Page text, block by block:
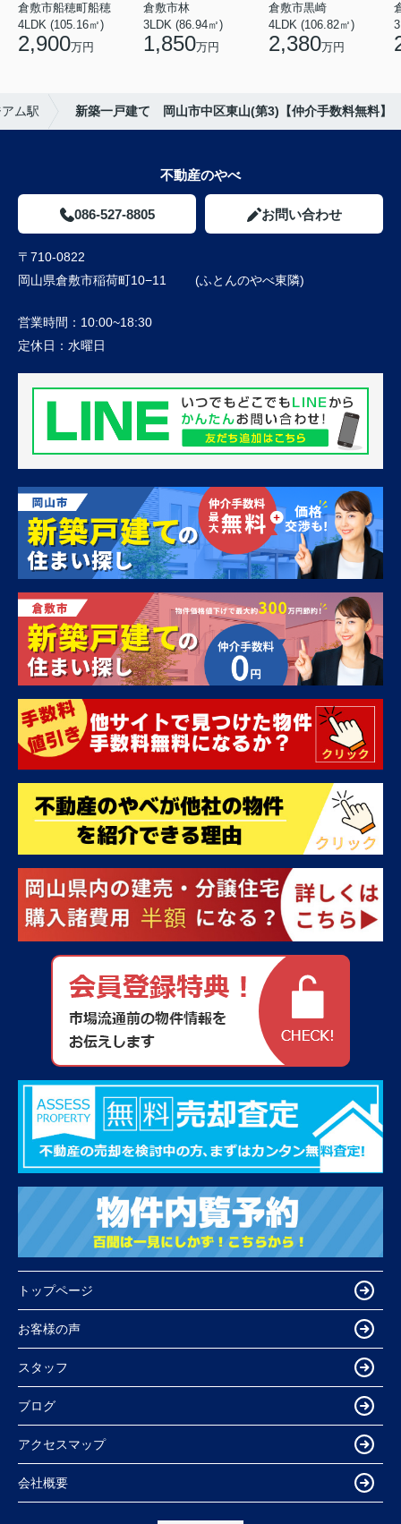
倉敷市船穂町船穂
4LDK (105.16㎡)
2,900万円
倉敷市林
3LDK (86.94㎡)
1,850万円
倉敷市黒崎
4LDK (106.82㎡)
2,380万円
ム駅 新築一戸建て 岡山市中区東山(第3)【仲介手数料無料】
不動産のやべ
086-527-8805 お問い合わせ
〒710-0822
岡山県倉敷市稲荷町10−11 (ふとんのやべ東隣)
営業時間： 10:00~18:30
定休日： 水曜日
トップページ
お客様の声
スタッフ
ブログ
アクセスマップ
会社概要